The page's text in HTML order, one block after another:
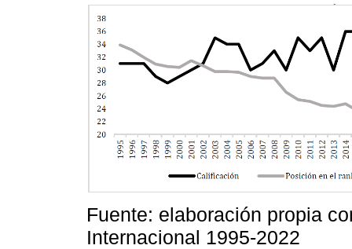
Fuente: elaboración propia
Internacional 1995-2022